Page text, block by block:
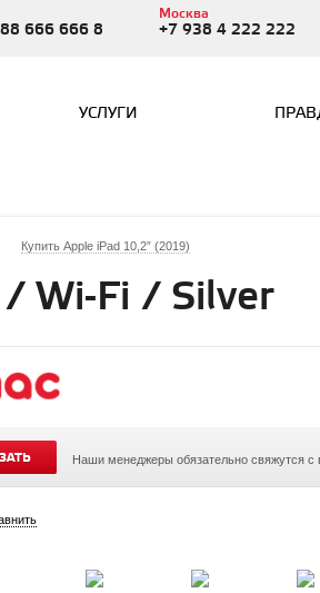
666 666 8
Москва
+7 938 4 222 222
УСЛУГИ
Купить Apple iPad 10,2” (2019)
Wi-Fi / Silver
Наши менеджеры обязательно свяжутся с